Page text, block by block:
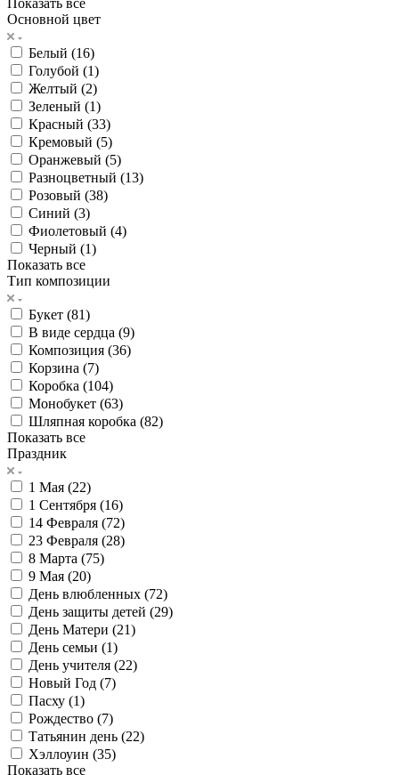
Основной цвет
Белый (16)
Голубой (1)
Желтый (2)
Зеленый (1)
Красный (33)
Кремовый (5)
Оранжевый (5)
Разноцветный (13)
Розовый (38)
Синий (3)
Фиолетовый (4)
Черный (1)
Показать все
Тип композиции
Букет (81)
В виде сердца (9)
Композиция (36)
Корзина (7)
Коробка (104)
Монобукет (63)
Шляпная коробка (82)
Показать все
Праздник
1 Мая (22)
1 Сентября (16)
14 Февраля (72)
23 Февраля (28)
8 Марта (75)
9 Мая (20)
День влюбленных (72)
День защиты детей (29)
День Матери (21)
День семьи (1)
День учителя (22)
Новый Год (7)
Пасху (1)
Рождество (7)
Татьянин день (22)
Хэллоуин (35)
Показать все